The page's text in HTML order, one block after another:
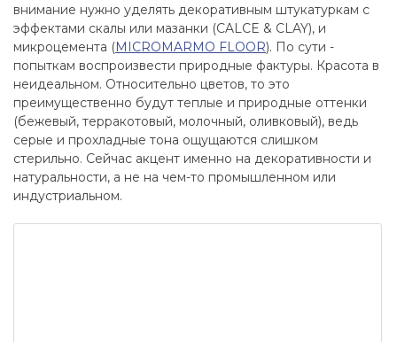
внимание нужно уделять декоративным штукатуркам с
эффектами скалы или мазанки (CALCE & CLAY), и
микроцемента (MICROMARMO FLOOR). По сути -
попыткам воспроизвести природные фактуры. Красота в
неидеальном. Относительно цветов, то это
преимущественно будут теплые и природные оттенки
(бежевый, терракотовый, молочный, оливковый), ведь
серые и прохладные тона ощущаются слишком
стерильно. Сейчас акцент именно на декоративности и
натуральности, а не на чем-то промышленном или
индустриальном.